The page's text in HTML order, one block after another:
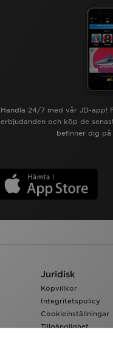
Handla 24/7 med vår JD-app!
erbjudanden och köp de
befinner dig på
Juridisk
Köpvillkor
Integritetspolicy
Cookieinställningar
Tillgänglighet